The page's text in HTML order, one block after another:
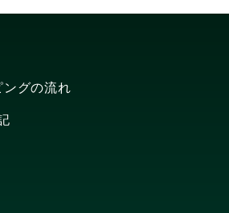
グの流れ